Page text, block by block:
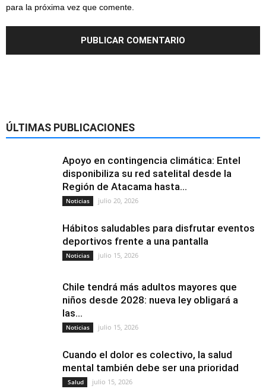
para la próxima vez que comente.
ÚLTIMAS PUBLICACIONES
Apoyo en contingencia climática: Entel
disponibiliza su red satelital desde la
Región de Atacama hasta...
Noticias julio 20, 2026
Hábitos saludables para disfrutar eventos
deportivos frente a una pantalla
Noticias julio 15, 2026
Chile tendrá más adultos mayores que
niños desde 2028: nueva ley obligará a
las...
Noticias julio 15, 2026
Cuando el dolor es colectivo, la salud
mental también debe ser una prioridad
Salud julio 15, 2026